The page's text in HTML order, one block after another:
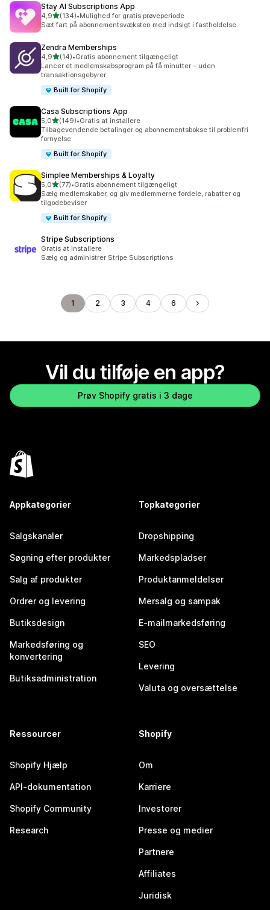
Stay AI Subscriptions App
4,9ud af 5 stjerner
(134)
134 anmeldelser i alt
•Mulighed for gratis prøveperiode
Sæt fart på abonnementsvæksten med indsigt i fastholdelse
Zendra Memberships
4,9ud af 5 stjerner
(14)
14 anmeldelser i alt
•Gratis abonnement tilgængeligt
Lancer et medlemskabsprogram på få minutter – uden
transaktionsgebyrer
Built for Shopify
Casa Subscriptions App
5,0ud af 5 stjerner
(149)
149 anmeldelser i alt
•Gratis at installere
Tilbagevendende betalinger og abonnementsbokse til problemfri
fornyelse
Built for Shopify
Simplee Memberships & Loyalty
5,0ud af 5 stjerner
(77)
77 anmeldelser i alt
•Gratis abonnement tilgængeligt
Sælg medlemskaber, og giv medlemmerne fordele, rabatter og
tilgodebeviser
Built for Shopify
Stripe Subscriptions
Gratis at installere
Sælg og administrer Stripe Subscriptions
1 2 3 4 6
Vil du tilføje en app?
Prøv Shopify gratis i 3 dage
Appkategorier
Salgskanaler
Søgning efter produkter
Salg af produkter
Ordrer og levering
Butiksdesign
Markedsføring og
konvertering
Butiksadministration
Topkategorier
Dropshipping
Markedspladser
Produktanmeldelser
Mersalg og sampak
E-mailmarkedsføring
SEO
Levering
Valuta og oversættelse
Ressourcer
Shopify Hjælp
API-dokumentation
Shopify Community
Research
Shopify
Om
Karriere
Investorer
Presse og medier
Partnere
Affiliates
Juridisk